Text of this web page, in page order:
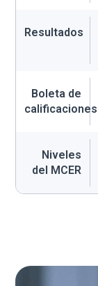
Resultados
Boleta de
calificaciones
Niveles
del MCER